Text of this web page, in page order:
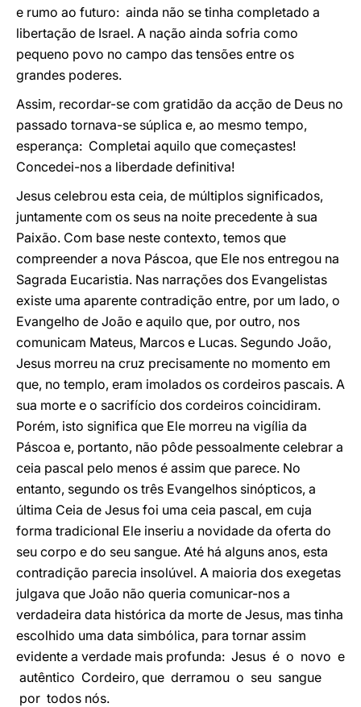
e rumo ao futuro: ainda não se tinha completado a
libertação de Israel. A nação ainda sofria como
pequeno povo no campo das tensões entre os
grandes poderes.
Assim, recordar-se com gratidão da acção de Deus no
passado tornava-se súplica e, ao mesmo tempo,
esperança: Completai aquilo que começastes!
Concedei-nos a liberdade definitiva!
Jesus celebrou esta ceia, de múltiplos significados,
juntamente com os seus na noite precedente à sua
Paixão. Com base neste contexto, temos que
compreender a nova Páscoa, que Ele nos entregou na
Sagrada Eucaristia. Nas narrações dos Evangelistas
existe uma aparente contradição entre, por um lado, o
Evangelho de João e aquilo que, por outro, nos
comunicam Mateus, Marcos e Lucas. Segundo João,
Jesus morreu na cruz precisamente no momento em
que, no templo, eram imolados os cordeiros pascais. A
sua morte e o sacrifício dos cordeiros coincidiram.
Porém, isto significa que Ele morreu na vigília da
Páscoa e, portanto, não pôde pessoalmente celebrar a
ceia pascal pelo menos é assim que parece. No
entanto, segundo os três Evangelhos sinópticos, a
última Ceia de Jesus foi uma ceia pascal, em cuja
forma tradicional Ele inseriu a novidade da oferta do
seu corpo e do seu sangue. Até há alguns anos, esta
contradição parecia insolúvel. A maioria dos exegetas
julgava que João não queria comunicar-nos a
verdadeira data histórica da morte de Jesus, mas tinha
escolhido uma data simbólica, para tornar assim
evidente a verdade mais profunda: Jesus é o novo e
autêntico Cordeiro, que derramou o seu sangue
por todos nós.